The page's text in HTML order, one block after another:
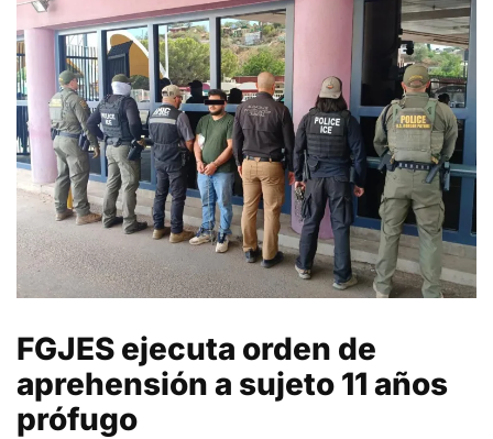
FGJES ejecuta orden de
aprehensión a sujeto 11 años
prófugo